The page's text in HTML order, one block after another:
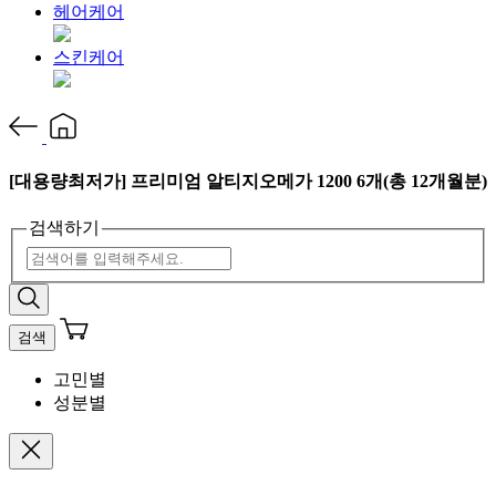
헤어케어
스킨케어
[대용량최저가] 프리미엄 알티지오메가 1200 6개(총 12개월분)
검색하기
검색
고민별
성분별